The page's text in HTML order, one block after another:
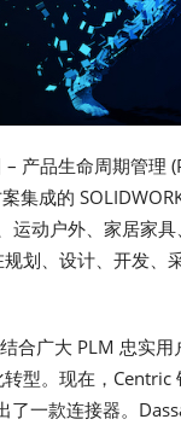
– 产品生命周期管理
集成的
运动户外、家居家
划、设计、开发、
合广大 PLM 忠实
型。现在，
了一款连接器。